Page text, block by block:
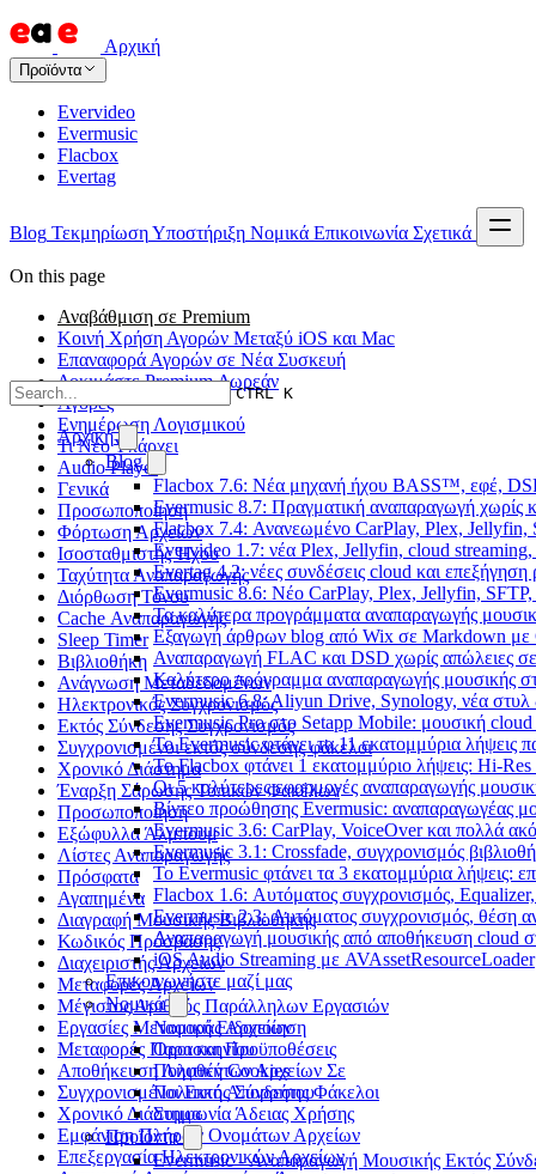
Αρχική
Προϊόντα
Evervideo
Evermusic
Flacbox
Evertag
Blog ΤεκμηρίωσηΥποστήριξη Νομικά Επικοινωνία Σχετικά
CTRL K
Αρχική
Blog
Flacbox 7.6: Νέα μηχανή ήχου BASS™, εφέ, DSP
Evermusic 8.7: Πραγματική αναπαραγωγή χωρίς
Flacbox 7.4: Ανανεωμένο CarPlay, Plex, Jellyfin,
Evervideo 1.7: νέα Plex, Jellyfin, cloud streaming,
Evertag 4.2: νέες συνδέσεις cloud και
Evermusic 8.6: Νέο CarPlay, Plex, Jellyfin, SFTP,
Τα καλύτερα προγράμματα αναπαραγωγής
Εξαγωγή άρθρων blog από Wix σε Markdown
Αναπαραγωγή FLAC και DSD χωρίς απώλειες
Καλύτερο πρόγραμμα αναπαραγωγής μουσικής
Evermusic 6.8: Aliyun Drive, Synology, νέα στυλ
Evermusic Pro στο Setapp Mobile: μουσική cloud
Το Evermusic φτάνει τα 11 εκατομμύρια λήψεις
Το Flacbox φτάνει 1 εκατομμύριο λήψεις: Hi-Res
Οι 5 καλύτερες εφαρμογές αναπαραγωγής
Βίντεο προώθησης Evermusic: αναπαραγωγέας
Evermusic 3.6: CarPlay, VoiceOver και πολλά
Evermusic 3.1: Crossfade, συγχρονισμός
Το Evermusic φτάνει τα 3 εκατομμύρια λήψεις:
Flacbox 1.6: Αυτόματος συγχρονισμός,
Evermusic 2.3: Αυτόματος συγχρονισμός, θέση
Αναπαραγωγή μουσικής από αποθήκευση cloud
iOS Audio Streaming με AVAssetResourceLoader
Επικοινωνήστε μαζί μας
Νομικά
Νομική Ειδοποίηση
Όροι και Προϋποθέσεις
Πολιτική Cookies
Πολιτική Απορρήτου
Συμφωνία Άδειας Χρήσης
Προϊόντα
Evermusic - Αναπαραγωγή Μουσικής Εκτός
On this page
Αναβάθμιση σε Premium
Κοινή Χρήση Αγορών Μεταξύ iOS και Mac
Επαναφορά Αγορών σε Νέα Συσκευή
Δοκιμάστε Premium Δωρεάν
Αγορές
Ενημέρωση Λογισμικού
Τι Νέο Υπάρχει
Audio Player
Γενικά
Προσωποποίηση
Φόρτωση Αρχείων
Ισοσταθμιστής Ήχου
Ταχύτητα Αναπαραγωγής
Διόρθωση Τόνου
Cache Αναπαραγωγής
Sleep Timer
Βιβλιοθήκη
Ανάγνωση Μεταδεδομένων
Ηλεκτρονικός Συγχρονισμός
Εκτός Σύνδεσης Συγχρονισμός
Συγχρονισμένοι εκτός σύνδεσης φάκελοι
Χρονικό Διάστημα
Έναρξη Σάρωσης Τοπικών Φακέλων
Προσωποποίηση
Εξώφυλλα Άλμπουμ
Λίστες Αναπαραγωγής
Πρόσφατα
Αγαπημένα
Διαγραφή Μουσικής Βιβλιοθήκης
Κωδικός Πρόσβασης
Διαχειριστής Αρχείων
Μεταφορές Αρχείων
Μέγιστος Αριθμός Παράλληλων Εργασιών
Εργασίες Μεταφοράς Αρχείων
Μεταφορές Παρασκηνίου
Αποθήκευση Ληφθέντων Αρχείων Σε
Συγχρονισμένοι Εκτός Σύνδεσης Φάκελοι
Χρονικό Διάστημα
Εμφάνιση Πλήρων Ονομάτων Αρχείων
Επεξεργασία Ηλεκτρονικών Αρχείων